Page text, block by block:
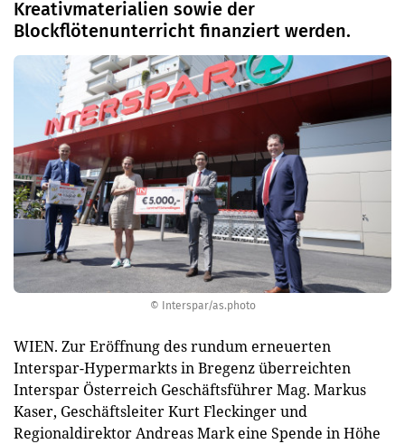
© Interspar/as.photo
Kreativmaterialien sowie der
Blockflötenunterricht finanziert werden.
WIEN. Zur Eröffnung des rundum erneuerten
Interspar-Hypermarkts in Bregenz überreichten
Interspar Österreich Geschäftsführer Mag. Markus
Kaser, Geschäftsleiter Kurt Fleckinger und
Regionaldirektor Andreas Mark eine Spende in Höhe